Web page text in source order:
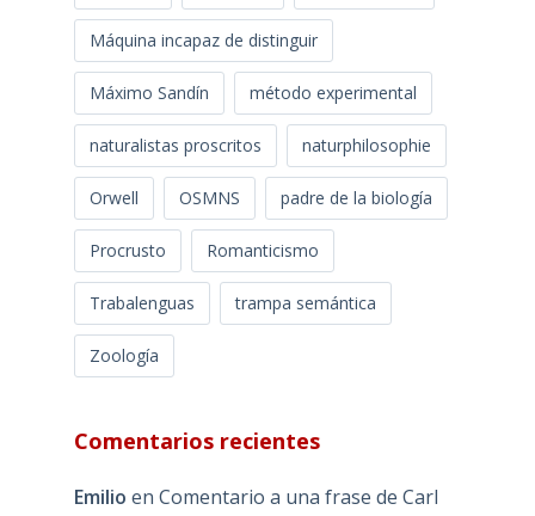
Máquina incapaz de distinguir
Máximo Sandín método experimental
naturalistas proscritos naturphilosophie
Orwell OSMNS padre de la biología
Procrusto Romanticismo
Trabalenguas trampa semántica
Zoología
Comentarios recientes
Emilio en Comentario a una frase de Carl